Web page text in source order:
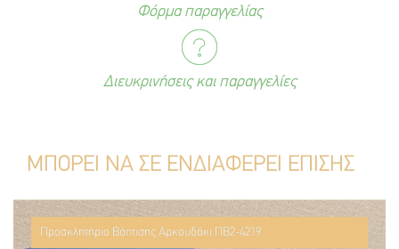
Φόρμα παραγγελίας
Διευκρινήσεις και παραγγελίες
ΜΠΟΡΕΙ ΝΑ ΣΕ ΕΝΔΙΑΦΕΡΕΙ ΕΠΙΣΗΣ
Προσκλητήριο Βάπτισης Αρκουδάκι ΠΒ2-4219